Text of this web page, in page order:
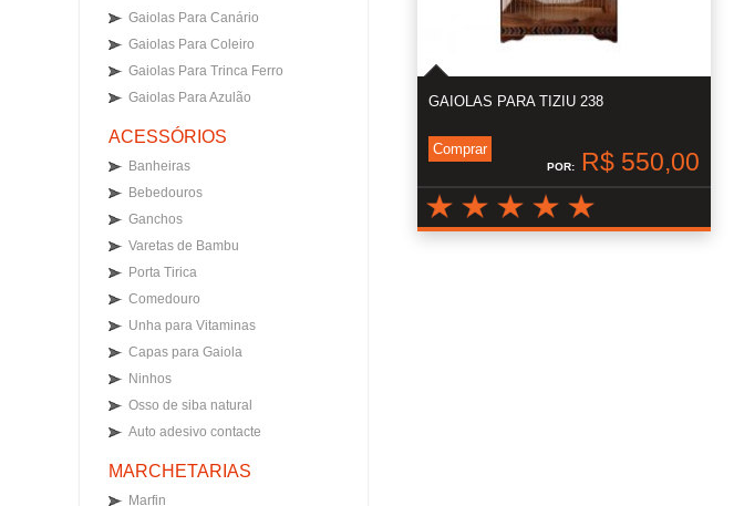
Gaiolas Para Canário
Gaiolas Para Coleiro
Gaiolas Para Trinca Ferro
Gaiolas Para Azulão
ACESSÓRIOS
Banheiras
Bebedouros
Ganchos
Varetas de Bambu
Porta Tirica
Comedouro
Unha para Vitaminas
Capas para Gaiola
Ninhos
Osso de siba natural
Auto adesivo contacte
MARCHETARIAS
Marfin
GAIOLAS PARA TIZIU 238
POR: R$ 550,00
Comprar